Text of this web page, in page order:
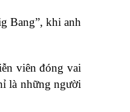
Bang”, khi anh
viên đóng vai
là những người